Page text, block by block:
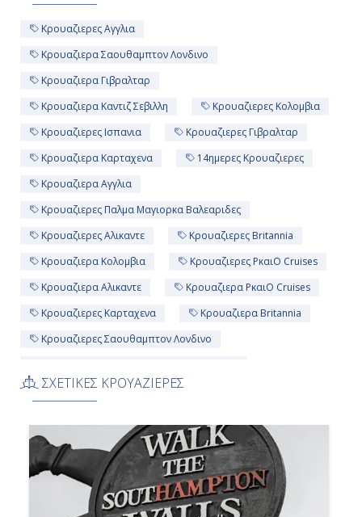
07:00
19:00
Εν Πλω
-
-
Ημέρα 14η
Κρουαζιερες Αγγλια
Κρουαζιερα Σαουθαμπτον Λονδινο
Κρουαζιερα Γιβραλταρ
Κρουαζιερα Καντιζ Σεβιλλη
Κρουαζιερες Κολομβια
Κρουαζιερες Ισπανια
Κρουαζιερες Γιβραλταρ
Κρουαζιερα Καρταχενα
14ημερες Κρουαζιερες
Κρουαζιερα Αγγλια
Κρουαζιερες Παλμα Μαγιορκα Βαλεαριδες
Κρουαζιερες Αλικαντε
Κρουαζιερες Britannia
Κρουαζιερα Κολομβια
Κρουαζιερες PκαιO Cruises
Κρουαζιερα Αλικαντε
Κρουαζιερα PκαιO Cruises
Κρουαζιερες Καρταχενα
Κρουαζιερα Britannia
Κρουαζιερες Σαουθαμπτον Λονδινο
Κρουαζιερες Καντιζ Σεβιλλη
ΣΧΕΤΙΚΕΣ ΚΡΟΥΑΖΙΕΡΕΣ